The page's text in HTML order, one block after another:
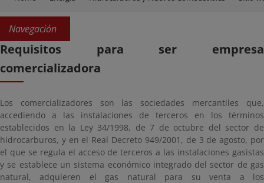
Navegación
Requisitos para ser empresa
comercializadora
Los comercializadores son las sociedades mercantiles que,
accediendo a las instalaciones de terceros en los términos
establecidos en la Ley 34/1998, de 7 de octubre del sector de
hidrocarburos, y en el Real Decreto 949/2001, de 3 de agosto, por
el que se regula el acceso de terceros a las instalaciones gasistas
y se establece un sistema económico integrado del sector de gas
natural, adquieren el gas natural para su venta a los